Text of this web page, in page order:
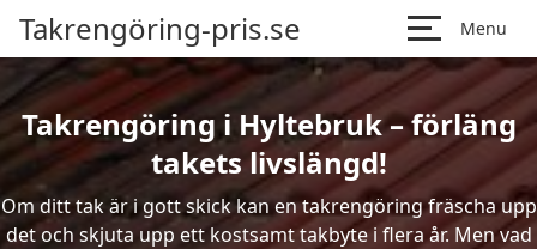
Takrengöring-pris.se Menu
Takrengöring i Hyltebruk – förläng
takets livslängd!
Om ditt tak är i gott skick kan en takrengöring fräscha upp
det och skjuta upp ett kostsamt takbyte i flera år. Men vad